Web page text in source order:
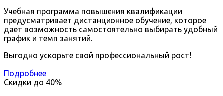
Учебная программа повышения квалификации
предусматривает дистанционное обучение, которое
дает возможность самостоятельно выбирать удобный
график и темп занятий.
Выгодно ускорьте свой профессиональный рост!
Подробнее
Скидки до 40%